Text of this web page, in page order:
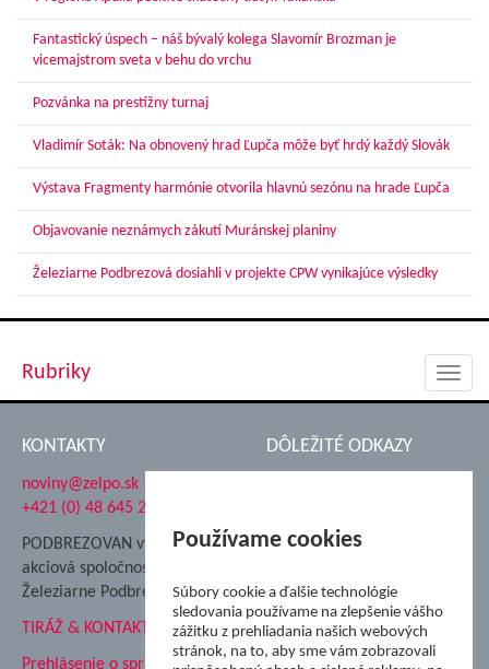
Fantastický úspech – náš bývalý kolega Slavomír Brozman je
vicemajstrom sveta v behu do vrchu
Pozvánka na prestížny turnaj
Vladimír Soták: Na obnovený hrad Ľupča môže byť hrdý každý Slovák
Výstava Fragmenty harmónie otvorila hlavnú sezónu na hrade Ľupča
Objavovanie neznámych zákutí Muránskej planiny
Železiarne Podbrezová dosiahli v projekte CPW vynikajúce výsledky
Rubriky
KONTAKTY
noviny@zelpo.sk
+421 (0) 48 645 2711
PODBREZOVAN vydáva
akciová spoločnosť
Železiarne Podbrezová
TIRÁŽ & KONTAKT
Prehlásenie o spracovaní
DÔLEŽITÉ ODKAZY
Nadácia Železiarne
ŽP Informatika s.r.o.
ŠK Železiarne Podbrezová
Tále a.s.
Používame cookies
Súbory cookie a ďalšie technológie
sledovania používame na zlepšenie vášho
zážitku z prehliadania našich webových
stránok, na to, aby sme vám zobrazovali